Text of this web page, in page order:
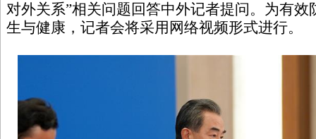
对外关系”相关问题回答中外记者提问。为有
生与健康，记者会将采用网络视频形式进行。